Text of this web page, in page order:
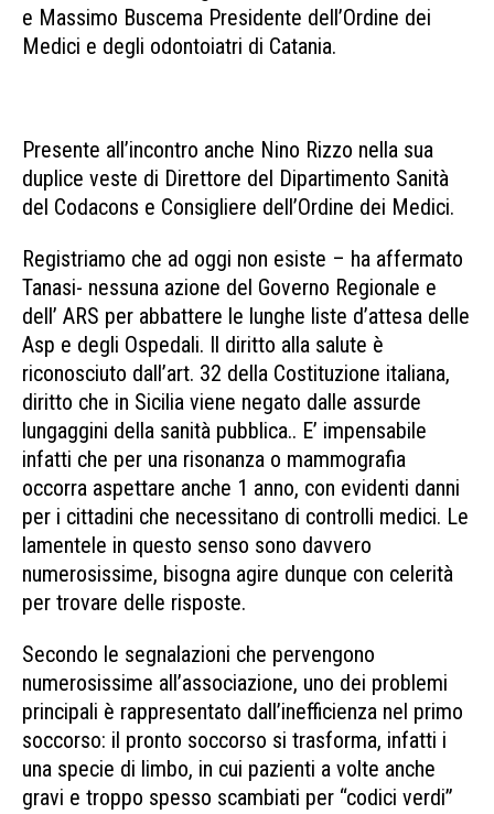
e Massimo Buscema Presidente dell’Ordine dei
Medici e degli odontoiatri di Catania.
Presente all’incontro anche Nino Rizzo nella sua
duplice veste di Direttore del Dipartimento Sanità
del Codacons e Consigliere dell’Ordine dei Medici.
Registriamo che ad oggi non esiste – ha affermato
Tanasi- nessuna azione del Governo Regionale e
dell’ ARS per abbattere le lunghe liste d’attesa delle
Asp e degli Ospedali. Il diritto alla salute è
riconosciuto dall’art. 32 della Costituzione italiana,
diritto che in Sicilia viene negato dalle assurde
lungaggini della sanità pubblica.. E’ impensabile
infatti che per una risonanza o mammografia
occorra aspettare anche 1 anno, con evidenti danni
per i cittadini che necessitano di controlli medici. Le
lamentele in questo senso sono davvero
numerosissime, bisogna agire dunque con celerità
per trovare delle risposte.
Secondo le segnalazioni che pervengono
numerosissime all’associazione, uno dei problemi
principali è rappresentato dall’inefficienza nel primo
soccorso: il pronto soccorso si trasforma, infatti i
una specie di limbo, in cui pazienti a volte anche
gravi e troppo spesso scambiati per “codici verdi”